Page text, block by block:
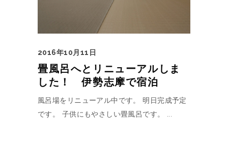
2016年10月11日
畳風呂へとリニューアルしま
した！ 伊勢志摩で宿泊
風呂場をリニューアル中です。 明日完成予定
です。 子供にもやさしい畳風呂です。